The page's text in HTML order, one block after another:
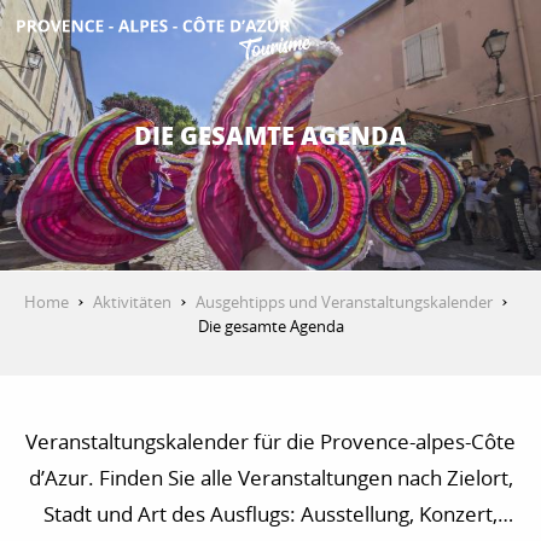
Aller
contenu
principal
ENTDECKEN
AKTIVITÄTEN
AUFENTHALT
DIE GESAMTE AGENDA
Home Aktivitäten
Ausgehtipps und Veranstaltungskalender
Die gesamte Agenda
Veranstaltungskalender für die Provence-alpes-Côte
d’Azur. Finden Sie alle Veranstaltungen nach Zielort,
Stadt und Art des Ausflugs: Ausstellung, Konzert,